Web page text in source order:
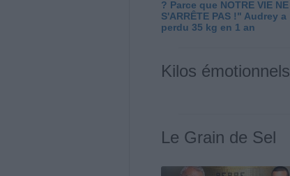
? Parce que NOTRE VIE NE
S'ARRÊTE PAS !" Audrey a
perdu 35 kg en 1 an
Kilos émotionnels
Le Grain de Sel